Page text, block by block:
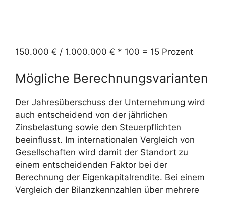
150.000 € / 1.000.000 € * 100 = 15 Prozent
Mögliche Berechnungsvarianten
Der Jahresüberschuss der Unternehmung wird
auch entscheidend von der jährlichen
Zinsbelastung sowie den Steuerpflichten
beeinflusst. Im internationalen Vergleich von
Gesellschaften wird damit der Standort zu
einem entscheidenden Faktor bei der
Berechnung der Eigenkapitalrendite. Bei einem
Vergleich der Bilanzkennzahlen über mehrere